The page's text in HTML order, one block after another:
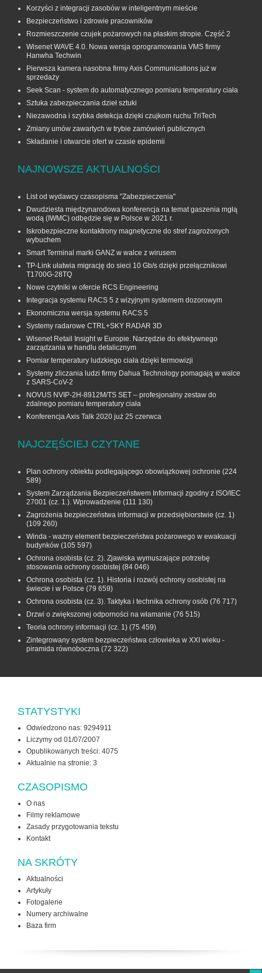
Korzyści z integracji zasobów w inteligentnym mieście
Bezpieczeństwo i zdrowie pracowników
Rozmieszczenie czujek pożarowych na płaskim stropie. Część 2
Wisenet WAVE 4.0. Nowa wersja oprogramowania VMS firmy
Hanwha Techwin
Pierwsza kamera nasobna firmy Axis Communications już w
sprzedaży
Seek Scan - system do automatycznego pomiaru temperatury ciała
Sztuka zabezpieczania dzieł sztuki
Niezawodna i szybka detekcja dzięki czujkom ruchu TriTech
Zmiany umów zawartych w trybie zamówień publicznych
Składanie i otwarcie ofert w czasie epidemii
NAJNOWSZE AKTUALNOŚCI
List od wydawcy czasopisma "Zabezpieczenia"
Dwudziesta międzynarodowa konferencja na temat gaszenia mgłą
wodą (IWMC) odbędzie się w Polsce w 2021 r.
Iskrobezpieczne kontaktrony magnetyczne do stref zagrożonych
wybuchem
Smart Terminal marki GANZ w walce z wirusem
TP-Link ułatwia migrację do sieci 10 Gb/s dzięki przełącznikowi
T1700G‑28TQ
Nowe czytniki w ofercie RCS Engineering
Integracja systemu RACS 5 z wizyjnym systemem dozorowym
Ekonomiczna wersja systemu RACS 5
Systemy radarowe CTRL+SKY RADAR 3D
Wisenet Retail Insight w Europie. Narzędzie do efektywnego
zarządzania w handlu detalicznym
Pomiar temperatury ludzkiego ciała dzięki termowizji
Systemy zliczania ludzi firmy Dahua Technology pomagają w walce
z SARS-CoV-2
NOVUS NVIP-2H-8912M/TS SET – profesjonalny zestaw do
zdalnego pomiaru temperatury ciała
Konferencja Axis Talk 2020 już 25 czerwca
NAJCZĘŚCIEJ CZYTANE
Plan ochrony obiektu podlegającego obowiązkowej ochronie (224
589)
System Zarządzania Bezpieczeństwem Informacji zgodny z ISO/IEC
27001 (cz. 1.). Wprowadzenie (111 130)
Zagrożenia bezpieczeństwa informacji w przedsiębiorstwie (cz. 1)
(109 260)
Winda - ważny element bezpieczeństwa pożarowego w ewakuacji
budynków (105 597)
Ochrona osobista (cz. 2). Zjawiska wymuszające potrzebę
stosowania ochrony osobistej (84 046)
Ochrona osobista (cz. 1). Historia i rozwój ochrony osobistej na
świecie i w Polsce (79 659)
Ochrona osobista (cz. 3). Taktyka i technika ochrony osób (76 717)
Drzwi o zwiększonej odporności na włamanie (76 515)
Teoria ochrony informacji (cz. 1) (75 459)
Zintegrowany system bezpieczeństwa człowieka w XXI wieku -
piramida równoboczna (72 322)
STATYSTYKI
Odwiedzono nas: 9294911
Liczymy od 01/07/2007
Opublikowanych treści: 4075
Aktualnie na stronie: 3
CZASOPISMO
O nas
Filmy reklamowe
Zasady przygotowania tekstu
Kontakt
NA SKRÓTY
Aktualności
Artykuły
Fotogalerie
Numery archiwalne
Baza firm